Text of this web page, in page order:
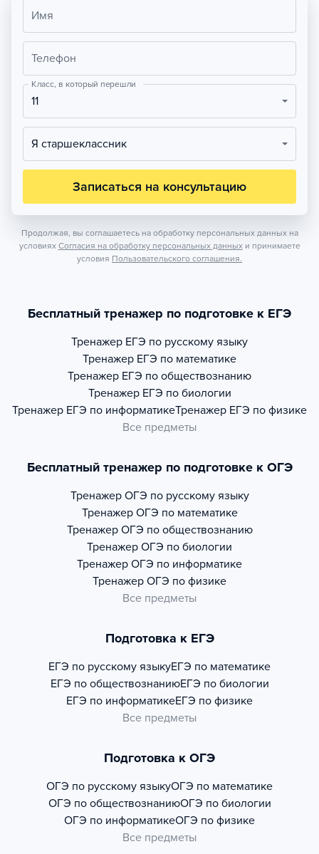
Имя
Телефон
Класс, в который перешли
11
Я старшеклассник
Записаться на консультацию
Продолжая, вы соглашаетесь на обработку персональных данных на
условиях Согласия на обработку персональных данных и принимаете
условия Пользовательского соглашения.
Бесплатный тренажер по подготовке к ЕГЭ
Тренажер ЕГЭ по русскому языку
Тренажер ЕГЭ по математике
Тренажер ЕГЭ по обществознанию
Тренажер ЕГЭ по биологии
Тренажер ЕГЭ по информатикеТренажер ЕГЭ по физике
Все предметы
Бесплатный тренажер по подготовке к ОГЭ
Тренажер ОГЭ по русскому языку
Тренажер ОГЭ по математике
Тренажер ОГЭ по обществознанию
Тренажер ОГЭ по биологии
Тренажер ОГЭ по информатике
Тренажер ОГЭ по физике
Все предметы
Подготовка к ЕГЭ
ЕГЭ по русскому языкуЕГЭ по математике
ЕГЭ по обществознаниюЕГЭ по биологии
ЕГЭ по информатикеЕГЭ по физике
Все предметы
Подготовка к ОГЭ
ОГЭ по русскому языкуОГЭ по математике
ОГЭ по обществознаниюОГЭ по биологии
ОГЭ по информатикеОГЭ по физике
Все предметы